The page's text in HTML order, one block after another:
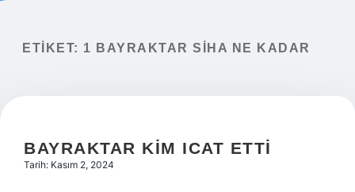
ETIKET: 1 BAYRAKTAR SİHA NE KADAR
BAYRAKTAR KIM ICAT ETTI
Tarih: Kasım 2, 2024